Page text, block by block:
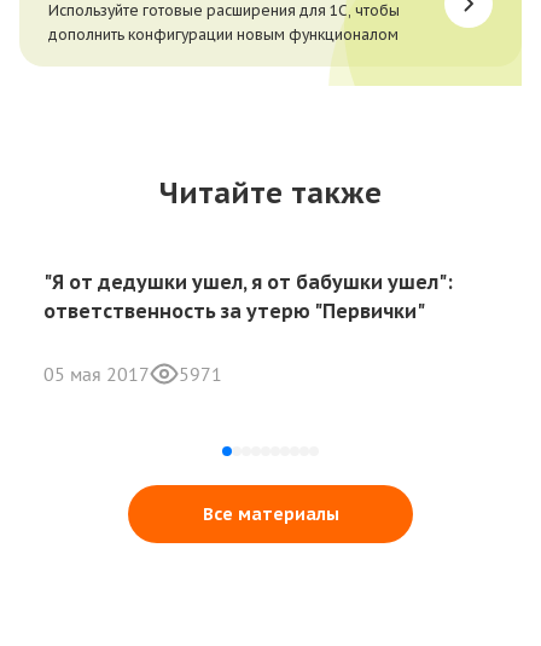
Используйте готовые расширения для 1С, чтобы
дополнить конфигурации новым функционалом
Читайте также
"Я от дедушки ушел, я от бабушки ушел":
ответственность за утерю "Первички"
05 мая 2017 5971
Все материалы